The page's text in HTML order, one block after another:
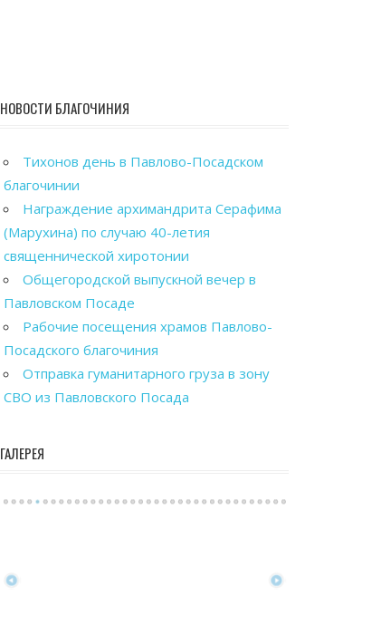
НОВОСТИ БЛАГОЧИНИЯ
Тихонов день в Павлово-Посадском
благочинии
Награждение архимандрита Серафима
(Марухина) по случаю 40-летия
священнической хиротонии
Общегородской выпускной вечер в
Павловском Посаде
Рабочие посещения храмов Павлово-
Посадского благочиния
Отправка гуманитарного груза в зону
СВО из Павловского Посада
ГАЛЕРЕЯ